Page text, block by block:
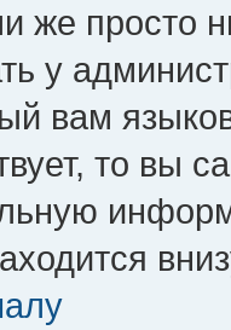
же просто
у
вам
то вы